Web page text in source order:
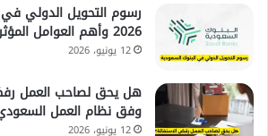
رسوم التحويل الدولي في
2026 وأهم العوامل المؤثرة عليها
12 يونيو، 2026
هل يحق لصاحب العمل رفض
وفق نظام العمل
12 يونيو، 2026